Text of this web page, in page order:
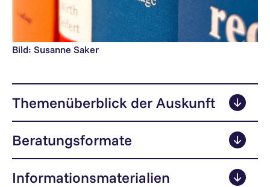
Bild: Susanne Saker
Themenüberblick der Auskunft
Beratungsformate
Informationsmaterialien